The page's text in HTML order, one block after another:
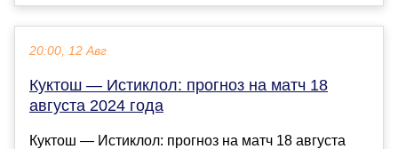
20:00, 12 Авг
Куктош — Истиклол: прогноз на матч 18
августа 2024 года
Куктош — Истиклол: прогноз на матч 18 августа